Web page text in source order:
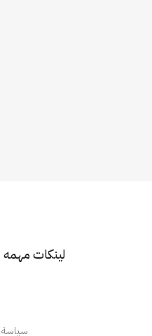
لينكات مهمه